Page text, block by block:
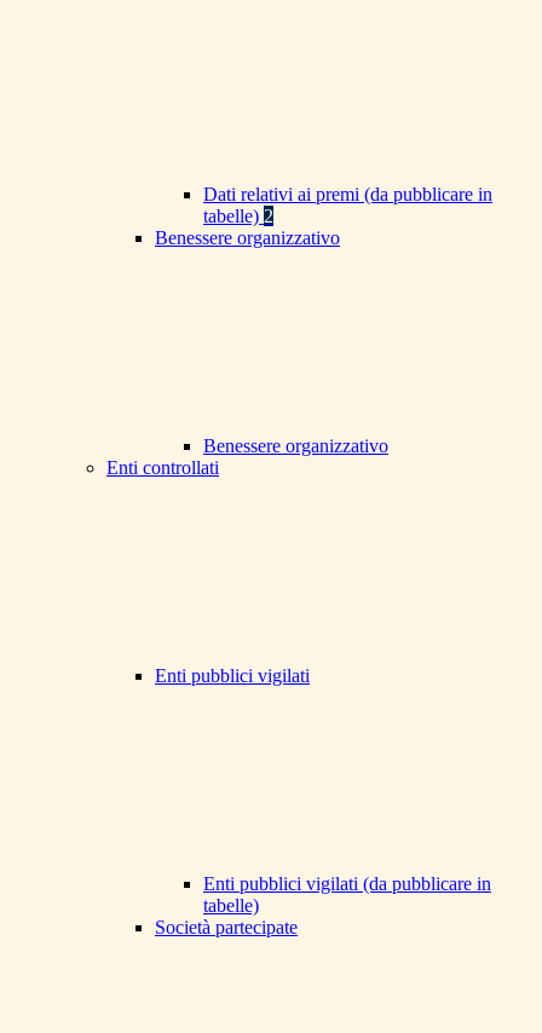
Dati relativi ai premi (da pubblicare in
tabelle) 2
Benessere organizzativo
Benessere organizzativo
Enti controllati
Enti pubblici vigilati
Enti pubblici vigilati (da pubblicare in
tabelle)
Società partecipate